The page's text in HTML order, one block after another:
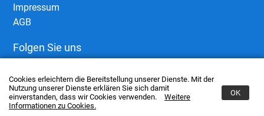
Cookies erleichtern die Bereitstellung unserer Dienste. Mit der
Nutzung unserer Dienste erklären Sie sich damit
einverstanden, dass wir Cookies verwenden.
Weitere
Informationen zu Cookies.
OK
Impressum
AGB
Folgen Sie uns
© 2006–2026 European Business Connect